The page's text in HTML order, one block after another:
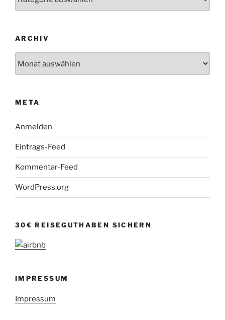
ARCHIV
META
Anmelden
Eintrags-Feed
Kommentar-Feed
WordPress.org
30€ REISEGUTHABEN SICHERN
IMPRESSUM
Impressum